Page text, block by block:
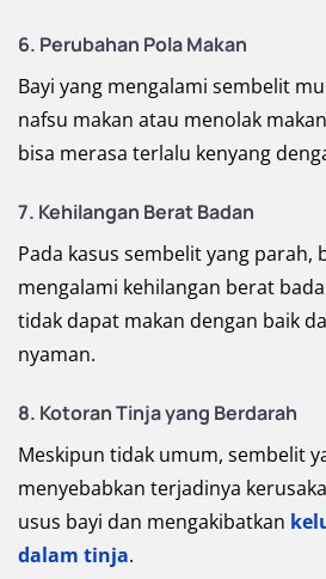
6. Perubahan Pola Makan
Bayi yang mengalami sembelit
nafsu makan atau menolak
bisa merasa terlalu kenyang
7. Kehilangan Berat Badan
Pada kasus sembelit yang parah,
mengalami kehilangan berat
tidak dapat makan dengan baik
nyaman.
8. Kotoran Tinja yang Berdarah
Meskipun tidak umum, sembelit
menyebabkan terjadinya
usus bayi dan mengakibatkan
dalam tinja.